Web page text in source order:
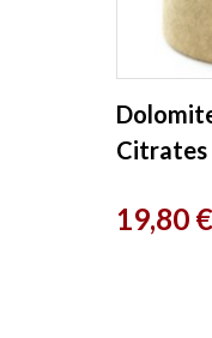
Citrates
Prix
19,80 €